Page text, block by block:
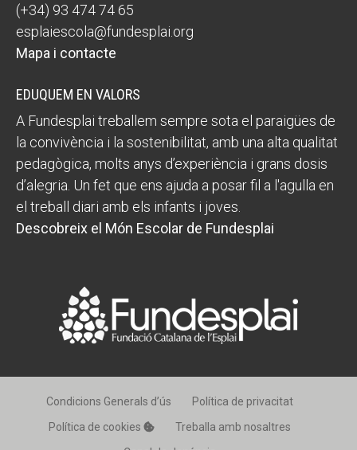
(+34) 93 474 74 65
esplaiescola@fundesplai.org
Mapa i contacte
EDUQUEM EN VALORS
A Fundesplai treballem sempre sota el paraigües de
la convivència i la sostenibilitat, amb una alta qualitat
pedagògica, molts anys d’experiència i grans dosis
d’alegria. Un fet que ens ajuda a posar fil a l'agulla en
el treball diari amb els infants i joves.
Descobreix el Món Escolar de Fundesplai
Condicions Generals d’ús
Política de privacitat
Política de cookies
Treballa amb nosaltres